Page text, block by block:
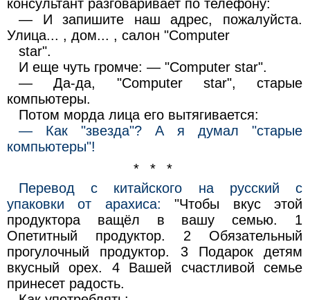
консультант разговаривает по телефону:
— И запишите наш адрес, пожалуйста.
Улица... , дом... , салон "Computer
star".
И еще чуть громче: — "Computer star".
— Да-да, "Computer star", старые
компьютеры.
Потом морда лица его вытягивается:
— Как "звезда"? А я думал "старые
компьютеры"!
* * *
Перевод с китайского на русский с
упаковки от арахиса: "Чтобы вкус этой
продуктора ващёл в вашу семью. 1
Опетитный продуктор. 2 Обязательный
прогулочный продуктор. 3 Подарок детям
вкусный орех. 4 Вашей счастливой семье
принесет радость.